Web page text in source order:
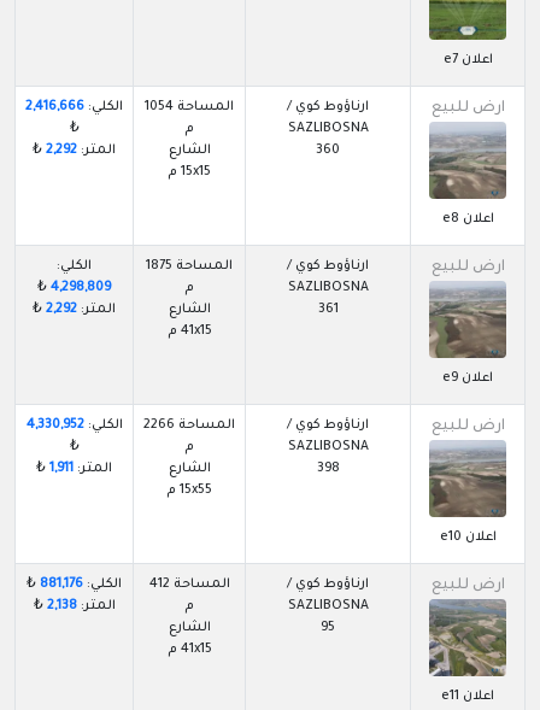
اعلان e7
ارض للبيع
اعلان e8
ارناؤوط كوي /
SAZLIBOSNA
360
المساحة 1054
م
الشارع
15x15 م
الكلي: 2,416,666
₺
المتر: 2,292
₺
ارض للبيع
اعلان e9
ارناؤوط كوي /
SAZLIBOSNA
361
المساحة 1875
م
الشارع
41x15 م
الكلي:
4,298,809
₺
المتر: 2,292
₺
ارض للبيع
اعلان e10
ارناؤوط كوي /
SAZLIBOSNA
398
المساحة 2266
م
الشارع
15x55 م
الكلي:4,330,952
₺
المتر: 1,911
₺
ارض للبيع
اعلان e11
ارناؤوط كوي /
SAZLIBOSNA
95
المساحة 412
م
الشارع
41x15 م
الكلي: 881,176
₺
المتر:2,138
₺